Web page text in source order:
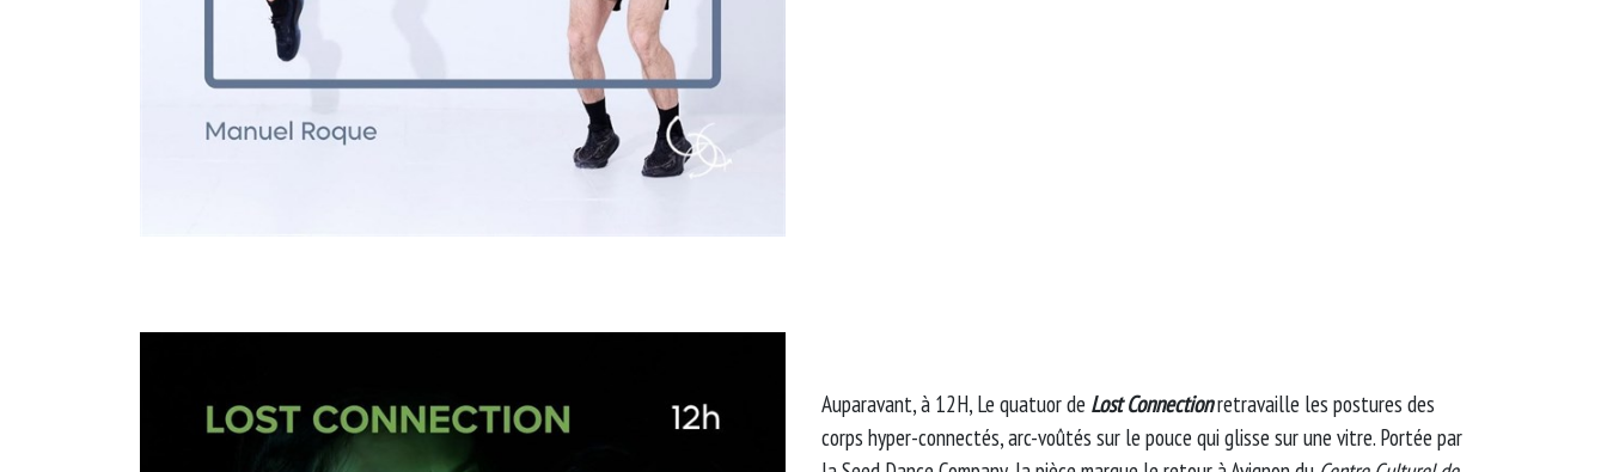
Auparavant, à 12H, Le quatuor de Lost Connectionretravaille les postures des
corps hyper-connectés, arc-voûtés sur le pouce qui glisse sur une vitre. Portée par